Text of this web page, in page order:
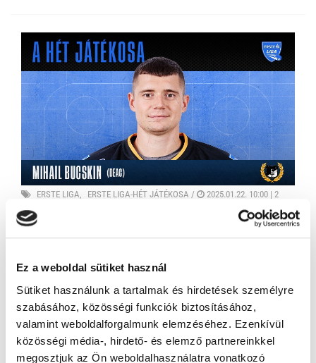
Ez a weboldal sütiket használ
Sütiket használunk a tartalmak és hirdetések személyre
szabásához, közösségi funkciók biztosításához,
valamint weboldalforgalmunk elemzéséhez. Ezenkívül
közösségi média-, hirdető- és elemző partnereinkkel
megosztjuk az Ön weboldalhasználatra vonatkozó
ERSTE LIGA ERSTE LIGA-HÉT JÁTÉKOSA / 2025.01.22. 10:00 | 2
years ago
A HÉT JÁTÉKOSA: MIHAIL BUCSKIN
valamint a DVTK ellen is betalált (ráadásul a büntetőknél sem
megerősítette a harmadik helyét a tabellán.